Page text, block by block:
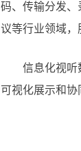
码、传输分发
议等行业领域，
信息化视听
可视化展示和